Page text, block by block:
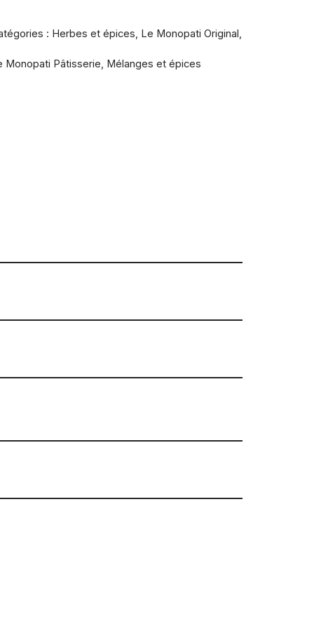
: Herbes et épices, Le Monopati Original,
Monopati Pâtisserie, Mélanges et épices